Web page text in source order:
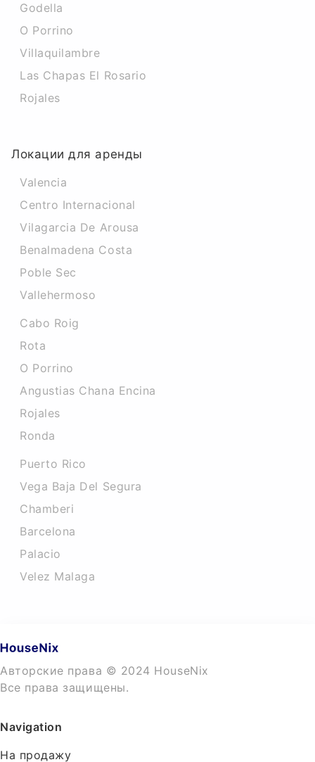
Godella
O Porrino
Villaquilambre
Las Chapas El Rosario
Rojales
Локации для аренды
Valencia
Centro Internacional
Vilagarcia De Arousa
Benalmadena Costa
Poble Sec
Vallehermoso
Cabo Roig
Rota
O Porrino
Angustias Chana Encina
Rojales
Ronda
Puerto Rico
Vega Baja Del Segura
Chamberi
Barcelona
Palacio
Velez Malaga
Авторские права © 2024 HouseNix
Все права защищены.
Navigation
На продажу